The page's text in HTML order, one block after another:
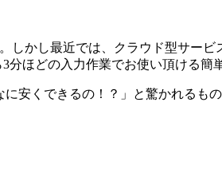
かし最近では、クラウド型サー
分ほどの入力作業でお使い頂ける簡
安くできるの！？」と驚かれるもの